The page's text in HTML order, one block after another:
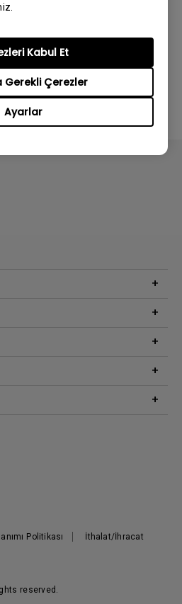
Ayarlar
Gerekli Çerezler
Kabul Et
oldu mu?
reserved.
Politikası
İthalat/İhracat